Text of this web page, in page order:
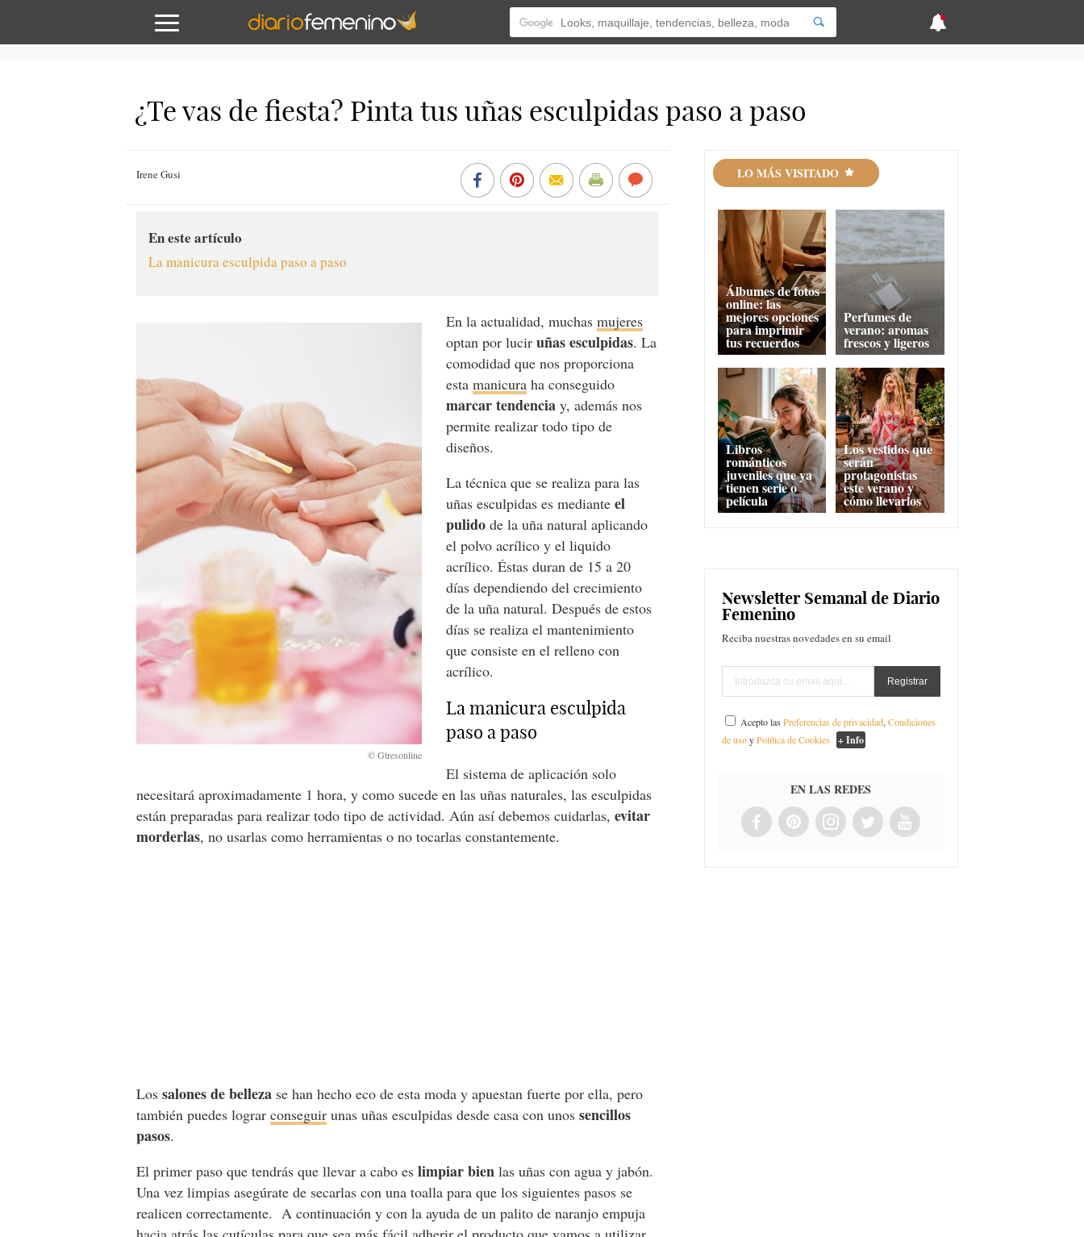
¿Te vas de fiesta? Pinta tus uñas esculpidas paso a paso
Irene Gusi
En este artículo
La manicura esculpida paso a paso
En la actualidad, muchasmujeres
optan por luciruñas esculpidas. La
comodidad que nos proporciona
estamanicura ha conseguido
marcar tendencia y, además nos
permite realizar todo tipo de
diseños.
La técnica que se realiza para las
uñas esculpidas es medianteel
pulido de la uña natural aplicando
el polvo acrílico y el liquido
acrílico. Éstas duran de 15 a 20
días dependiendo del crecimiento
de la uña natural. Después de estos
días se realiza el mantenimiento
que consiste en el relleno con
acrílico.
La manicura esculpida
paso a paso
El sistema de aplicación solo
necesitará aproximadamente 1 hora, y como sucede en las uñas naturales, las esculpidas
están preparadas para realizar todo tipo de actividad. Aún así debemos cuidarlas,evitar
morderlas, no usarlas como herramientas o no tocarlas constantemente.
Lossalones de belleza se han hecho eco de esta moda y apuestan fuerte por ella, pero
también puedes lograrconseguir unas uñas esculpidas desde casa con unossencillos
pasos.
El primer paso que tendrás que llevar a cabo es limpiar bien las uñas con agua y jabón.
Una vez limpias asegúrate de secarlas con una toalla para que los siguientes pasos se
realicen correctamente. A continuación y con la ayuda de un palito de naranjo empuja
LO MÁS VISITADO
Álbumes de fotos
online: las
mejores opciones
para imprimir
tus recuerdos
Perfumes de
verano: aromas
frescos y ligeros
Libros
románticos
juveniles que ya
tienen serie o
película
Los vestidos que
serán
protagonistas
este verano y
cómo llevarlos
Newsletter Semanal de Diario
Femenino
Reciba nuestras novedades en su email
Acepto lasPreferencias de privacidad,Condiciones
de usoyPolítica de Cookies + Info
EN LAS REDES